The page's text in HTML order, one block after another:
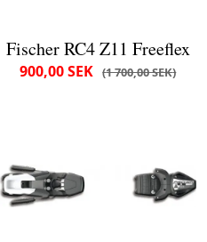
Fischer RC4 Z11 Freeflex
1 700,00 SEK
900,00 SEK